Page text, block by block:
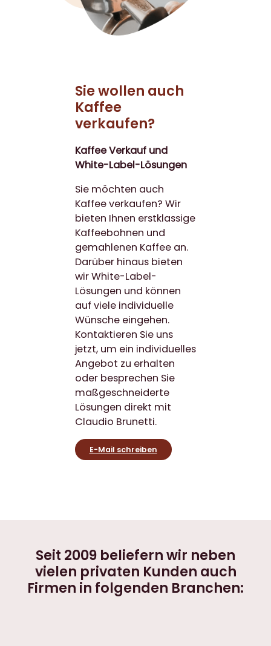
Sie wollen auch
Kaffee
verkaufen?
Kaffee Verkauf und
White-Label-Lösungen
Sie möchten auch
Kaffee verkaufen? Wir
bieten Ihnen erstklassige
Kaffeebohnen und
gemahlenen Kaffee an.
Darüber hinaus bieten
wir White-Label-
Lösungen und können
auf viele individuelle
Wünsche eingehen.
Kontaktieren Sie uns
jetzt, um ein individuelles
Angebot zu erhalten
oder besprechen Sie
maßgeschneiderte
Lösungen direkt mit
Claudio Brunetti.
E-Mail schreiben
Seit 2009 beliefern wir neben
vielen privaten Kunden auch
Firmen in folgenden Branchen: